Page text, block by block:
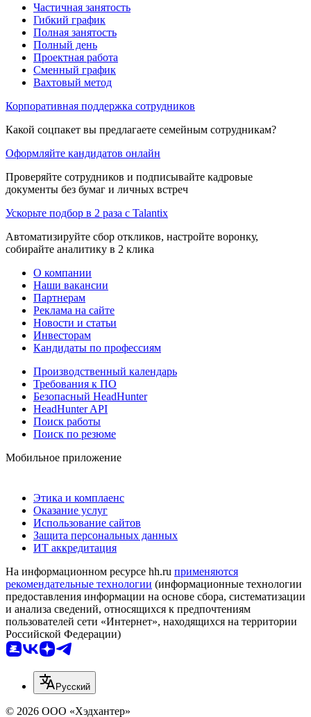
Частичная занятость
Гибкий график
Полная занятость
Полный день
Проектная работа
Сменный график
Вахтовый метод
Корпоративная поддержка сотрудников
Какой соцпакет вы предлагаете семейным сотрудникам?
Оформляйте кандидатов онлайн
Проверяйте сотрудников и подписывайте кадровые
документы без бумаг и личных встреч
Ускорьте подбор в 2 раза с Talantix
Автоматизируйте сбор откликов, настройте воронку,
собирайте аналитику в 2 клика
О компании
Наши вакансии
Партнерам
Реклама на сайте
Новости и статьи
Инвесторам
Кандидаты по профессиям
Производственный календарь
Требования к ПО
Безопасный HeadHunter
HeadHunter API
Поиск работы
Поиск по резюме
Мобильное приложение
Этика и комплаенс
Оказание услуг
Использование сайтов
Защита персональных данных
ИТ аккредитация
На информационном ресурсе hh.ru применяются
рекомендательные технологии (информационные технологии
предоставления информации на основе сбора, систематизации
и анализа сведений, относящихся к предпочтениям
пользователей сети «Интернет», находящихся на территории
Российской Федерации)
Русский
© 2026 ООО «Хэдхантер»